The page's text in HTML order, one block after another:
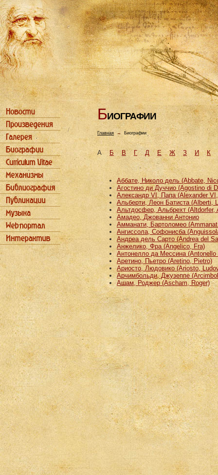
БИОГРАФИИ
Главная→ Биографии
АБ В Г Д Е Ж З И К
Аббате, Николо дель (Abbate,
Агостино ди Дуччио (Agostino di
Александр VI, Папа (Alexander
Альберти, Леон Батиста (Alberti,
Альтдосфер, Альбрехт (Altdorfer,
Амадео, Джованни Антонио
Амманати, Бартоломео
Ангиссола, Софонисба
Андреа дель Сарто (Andrea del
Анжелико, Фра (Angelico, Fra)
Антонелло да Мессина (Antonello
Аретино, Пьетро (Aretino, Pietro)
Ариосто, Людовико (Ariosto,
Арчимбольди, Джузеппе
Ашам, Роджер (Ascham, Roger)